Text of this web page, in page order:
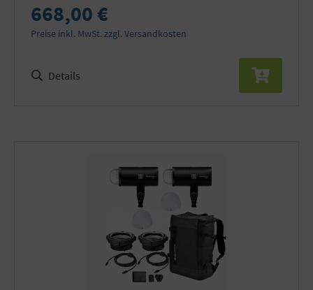
668,00 €
Preise inkl. MwSt. zzgl. Versandkosten
Details